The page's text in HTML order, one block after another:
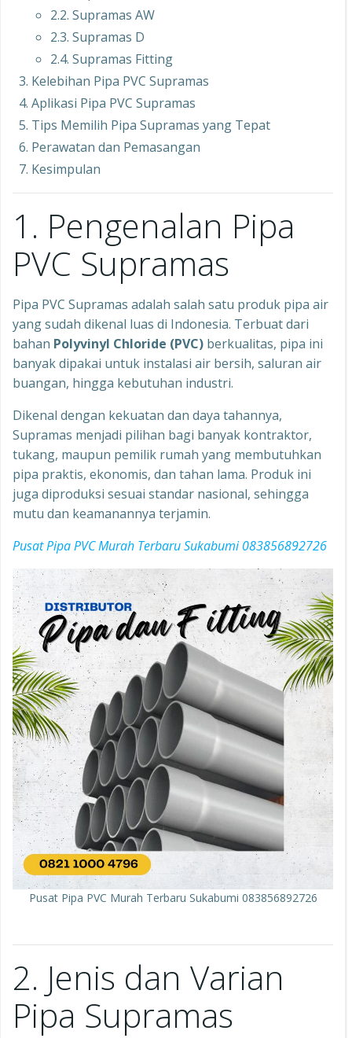
2.2. Supramas AW
2.3. Supramas D
2.4. Supramas Fitting
Kelebihan Pipa PVC Supramas
Aplikasi Pipa PVC Supramas
Tips Memilih Pipa Supramas yang Tepat
Perawatan dan Pemasangan
Kesimpulan
1. Pengenalan Pipa
PVC Supramas
Pipa PVC Supramas adalah salah satu produk pipa air
yang sudah dikenal luas di Indonesia. Terbuat dari
bahan Polyvinyl Chloride (PVC) berkualitas, pipa ini
banyak dipakai untuk instalasi air bersih, saluran air
buangan, hingga kebutuhan industri.
Dikenal dengan kekuatan dan daya tahannya,
Supramas menjadi pilihan bagi banyak kontraktor,
tukang, maupun pemilik rumah yang membutuhkan
pipa praktis, ekonomis, dan tahan lama. Produk ini
juga diproduksi sesuai standar nasional, sehingga
mutu dan keamanannya terjamin.
Pusat Pipa PVC Murah Terbaru Sukabumi 083856892726
Pusat Pipa PVC Murah Terbaru Sukabumi 083856892726
2. Jenis dan Varian
Pipa Supramas